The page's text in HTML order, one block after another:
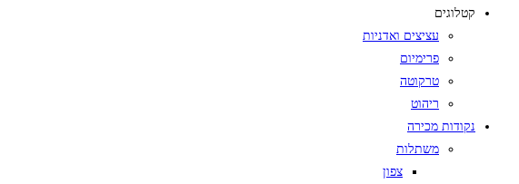
קטלוגים
עציצים ואדניות
פרימיום
טרקוטה
ריהוט
נקודות מכירה
משתלות
צפון